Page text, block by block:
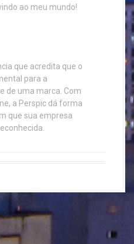
ao meu mundo!
que acredita que o
para a
de uma marca. Com
a Perspic dá forma
que sua empresa